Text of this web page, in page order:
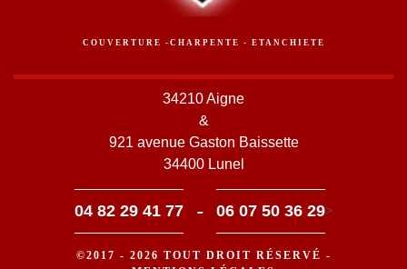
COUVERTURE -CHARPENTE - ETANCHIETE
34210 Aigne
&
921 avenue Gaston Baissette
34400 Lunel
04 82 29 41 77 - 06 07 50 36 29>
©2017 - 2026 TOUT DROIT RÉSERVÉ -